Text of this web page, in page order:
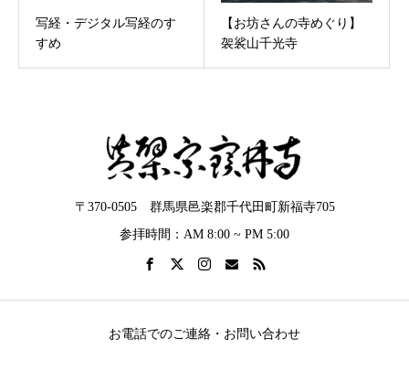
写経・デジタル写経のす
すめ
【お坊さんの寺めぐり】
袈裟山千光寺
〒370-0505 群馬県邑楽郡千代田町新福寺705
参拝時間：AM 8:00 ~ PM 5:00
お電話でのご連絡・お問い合わせ